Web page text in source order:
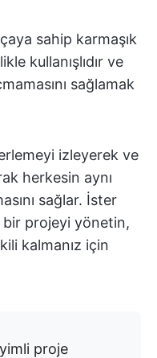
sahip karmaşık
kullanışlıdır ve
sağlamak
izleyerek ve
herkesin aynı
sağlar. İster
bir projeyi yönetin,
kalmanız için
proje